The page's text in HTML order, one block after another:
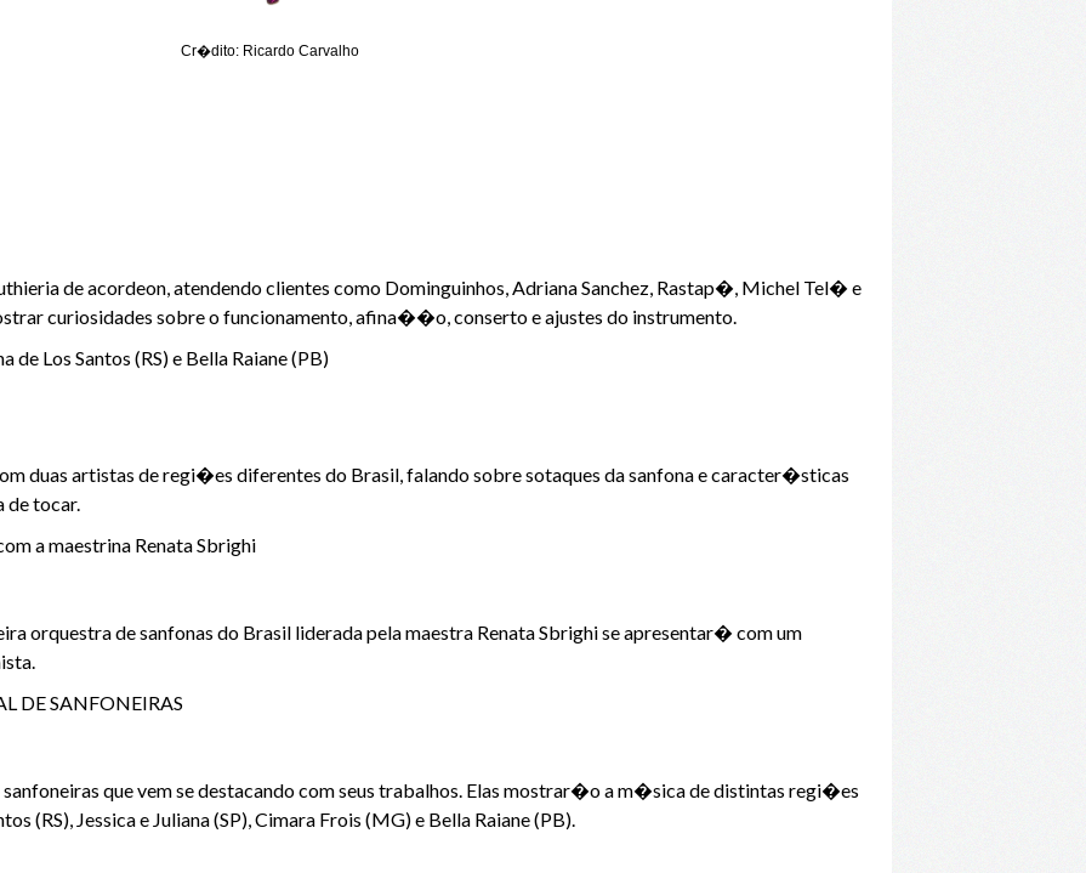
Cr�dito: Ricardo Carvalho
de acordeon, atendendo clientes como Dominguinhos, Adriana Sanchez, Rastap�, Michel Tel� e
curiosidades sobre o funcionamento, afina��o, conserto e ajustes do instrumento.
Los Santos (RS) e Bella Raiane (PB)
duas artistas de regi�es diferentes do Brasil, falando sobre sotaques da sanfona e caracter�sticas
de tocar.
a maestrina Renata Sbrighi
orquestra de sanfonas do Brasil liderada pela maestra Renata Sbrighi se apresentar� com um
DE SANFONEIRAS
sanfoneiras que vem se destacando com seus trabalhos. Elas mostrar�o a m�sica de distintas regi�es
(RS), Jessica e Juliana (SP), Cimara Frois (MG) e Bella Raiane (PB).